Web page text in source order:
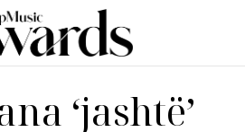
‘jashtë’